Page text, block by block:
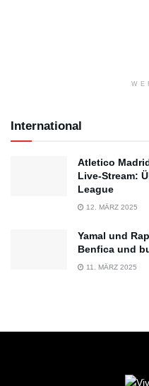
International
Atletico
Live-Stream:
League
12. MÄRZ 2025
Yamal und
Benfica und
11. MÄRZ 2025